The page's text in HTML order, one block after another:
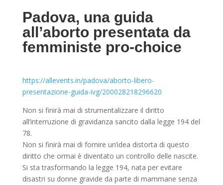
Padova, una guida
all’aborto presentata da
femministe pro-choice
https://allevents.in/padova/aborto-libero-
presentazione-guida-ivg/200028218296620
Non si finirà mai di strumentalizzare il diritto
all’interruzione di gravidanza sancito dalla legge 194 del
78.
Non si finirà mai di fornire un’idea distorta di questo
diritto che ormai è diventato un controllo delle nascite.
Si sta trasformando la legge 194, nata per evitare
disastri su donne gravide da parte di mammane senza